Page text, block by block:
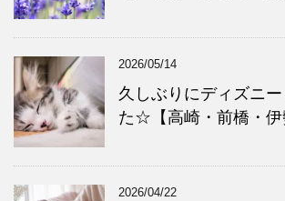
2026/05/14
久しぶりにディズニ
た☆【高崎・前橋・伊
2026/04/22